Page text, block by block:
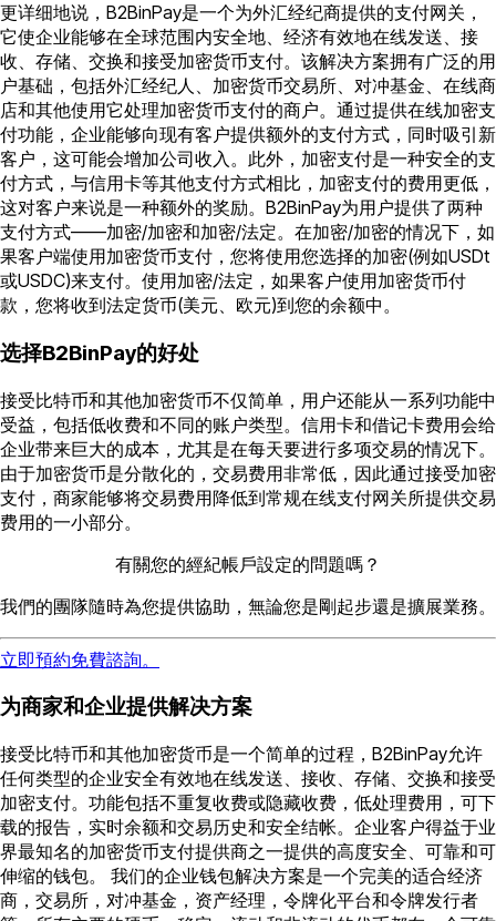
更详细地说，B2BinPay是一个为外汇经纪商提供的支付网关，
它使企业能够在全球范围内安全地、经济有效地在线发送、接
收、存储、交换和接受加密货币支付。该解决方案拥有广泛的用
户基础，包括外汇经纪人、加密货币交易所、对冲基金、在线商
店和其他使用它处理加密货币支付的商户。通过提供在线加密支
付功能，企业能够向现有客户提供额外的支付方式，同时吸引新
客户，这可能会增加公司收入。此外，加密支付是一种安全的支
付方式，与信用卡等其他支付方式相比，加密支付的费用更低，
这对客户来说是一种额外的奖励。B2BinPay为用户提供了两种
支付方式——加密/加密和加密/法定。在加密/加密的情况下，如
果客户端使用加密货币支付，您将使用您选择的加密(例如USDt
或USDC)来支付。使用加密/法定，如果客户使用加密货币付
款，您将收到法定货币(美元、欧元)到您的余额中。
选择B2BinPay的好处
接受比特币和其他加密货币不仅简单，用户还能从一系列功能中
受益，包括低收费和不同的账户类型。信用卡和借记卡费用会给
企业带来巨大的成本，尤其是在每天要进行多项交易的情况下。
由于加密货币是分散化的，交易费用非常低，因此通过接受加密
支付，商家能够将交易费用降低到常规在线支付网关所提供交易
费用的一小部分。
有關您的經紀帳戶設定的問題嗎？
我們的團隊隨時為您提供協助，無論您是剛起步還是擴展業務。
立即預約免費諮詢。
为商家和企业提供解决方案
接受比特币和其他加密货币是一个简单的过程，B2BinPay允许
任何类型的企业安全有效地在线发送、接收、存储、交换和接受
加密支付。功能包括不重复收费或隐藏收费，低处理费用，可下
载的报告，实时余额和交易历史和安全结帐。企业客户得益于业
界最知名的加密货币支付提供商之一提供的高度安全、可靠和可
伸缩的钱包。 我们的企业钱包解决方案是一个完美的适合经济
商，交易所，对冲基金，资产经理，令牌化平台和令牌发行者